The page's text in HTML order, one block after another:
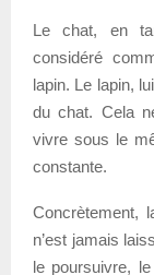
Le chat, en
considéré
lapin. Le lapin,
du chat. Cela
vivre sous le
constante.
Concrètement,
n’est jamais
le poursuivre,